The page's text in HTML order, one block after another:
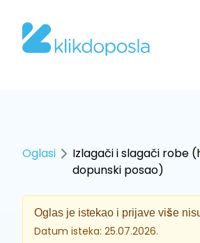
Oglasi
Izlagači i slagači robe
dopunski posao)
Oglas je istekao i prijave više
Datum isteka: 25.07.2026.